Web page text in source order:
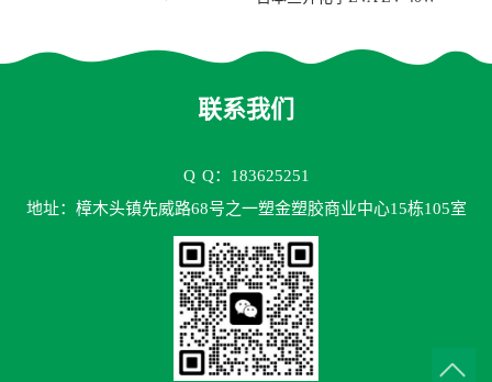
联系我们
Q Q：183625251
地址：樟木头镇先威路68号之一塑金塑胶商业中心15栋105室